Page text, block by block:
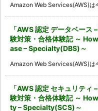
Amazon Web Services(AWS)は
「AWS 認定 データベース
験対策・合格体験記 ～
ase – Specialty(DBS)～
Amazon Web Services(AWS)は
「AWS 認定 セキュリティ
験対策・合格体験記 ～
ty – Specialty(SCS)～